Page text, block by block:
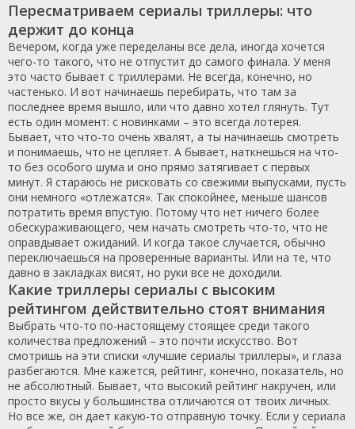
Пересматриваем сериалы триллеры: что
держит до конца
Вечером, когда уже переделаны все дела, иногда хочется
чего-то такого, что не отпустит до самого финала. У меня
это часто бывает с триллерами. Не всегда, конечно, но
частенько. И вот начинаешь перебирать, что там за
последнее время вышло, или что давно хотел глянуть. Тут
есть один момент: с новинками – это всегда лотерея.
Бывает, что что-то очень хвалят, а ты начинаешь смотреть
и понимаешь, что не цепляет. А бывает, наткнешься на что-
то без особого шума и оно прямо затягивает с первых
минут. Я стараюсь не рисковать со свежими выпусками, пусть
они немного «отлежатся». Так спокойнее, меньше шансов
потратить время впустую. Потому что нет ничего более
обескураживающего, чем начать смотреть что-то, что не
оправдывает ожиданий. И когда такое случается, обычно
переключаешься на проверенные варианты. Или на те, что
давно в закладках висят, но руки все не доходили.
Какие триллеры сериалы с высоким
рейтингом действительно стоят внимания
Выбрать что-то по-настоящему стоящее среди такого
количества предложений – это почти искусство. Вот
смотришь на эти списки «лучшие сериалы триллеры», и глаза
разбегаются. Мне кажется, рейтинг, конечно, показатель, но
не абсолютный. Бывает, что высокий рейтинг накручен, или
просто вкусы у большинства отличаются от твоих личных.
Но все же, он дает какую-то отправную точку. Если у сериала